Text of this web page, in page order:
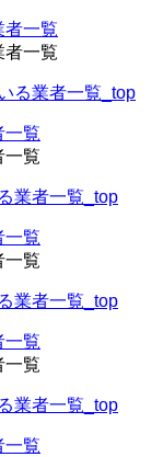
者一覧
者一覧
る業者一覧_top
一覧
一覧
業者一覧_top
一覧
一覧
業者一覧_top
一覧
一覧
業者一覧_top
一覧